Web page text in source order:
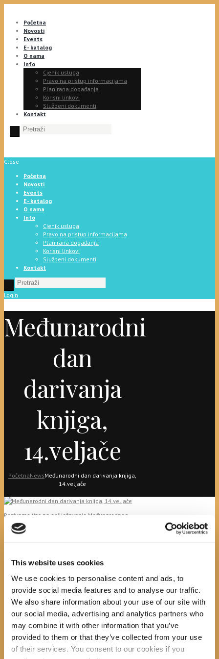
This website uses cookies
We use cookies to personalise content and ads, to
provide social media features and to analyse our traffic.
We also share information about your use of our site with
our social media, advertising and analytics partners who
may combine it with other information that you’ve
provided to them or that they’ve collected from your use
of their services. You consent to our cookies if you
Početna
Novosti
Events
E- katalog
O nama
Info
Cjenik usluga
Pravo na pristup informacijama
Planirana događanja
Korisni linkovi
Službeni dokumenti
Kontakt
Close
Početna
Novosti
Events
E- katalog
O nama
Info
Cjenik usluga
Pravo na pristup informacijama
Planirana događanja
Korisni linkovi
Službeni dokumenti
Kontakt
Login
Međunarodni
dan
darivanja
knjiga,
14.veljače
PočetnaNewsMeđunarodni dan darivanja knjiga,
14.veljače
Pozivamo Vas na obilježavanje Međunarodnog
dana darivanja knjiga, 14. veljače 2018.g.,koji se i
ove godine odvija pod sloganom
Prikupljati ćemo slikovnice za mališane u SOS
dječjim selima. Potaknite vaše dijete na darivanje
onih koji su imali nešto manje sreće.
Slikovnice se mogu donijeti u knjižnicu, 14.veljače
(srijeda), u 16.00h, kada ćemo započeti i s
projektom “Mama čita” u sklopu nacionalne
kampanje “Čitaj mi”, kako bi ukazali na važnost